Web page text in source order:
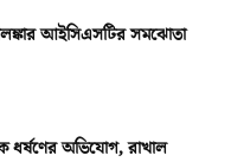
আইসিএসটির সমঝোতা
ধর্ষণের অভিযোগ, রাখাল